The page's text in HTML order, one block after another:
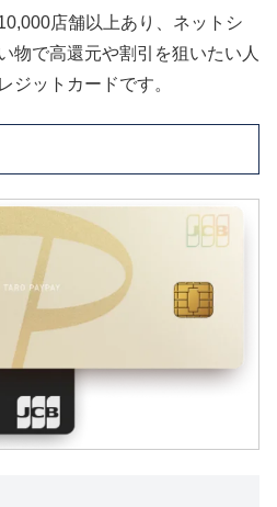
店舗以上あり、ネットシ
物で高還元や割引を狙いたい人
ジットカードです。